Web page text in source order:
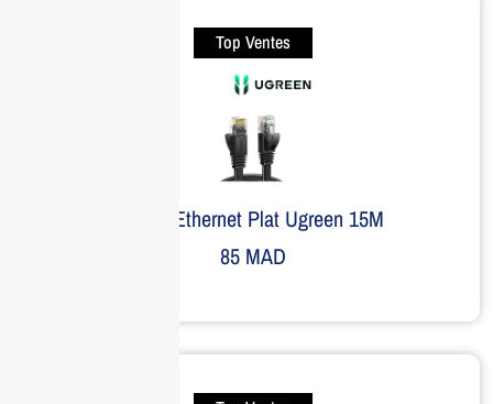
Top Ventes
Câble Ethernet Plat Ugreen 15M
85MAD